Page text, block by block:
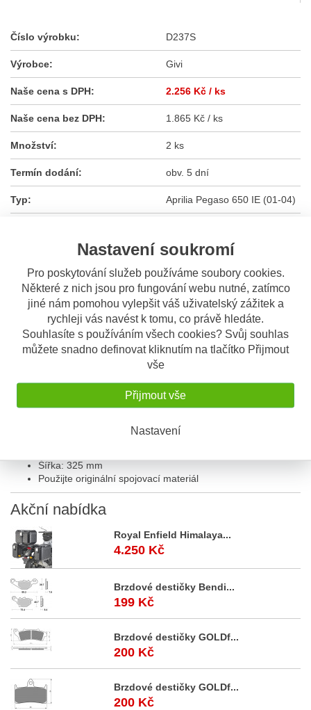
Nastavení soukromí
Pro poskytování služeb používáme soubory cookies.
Některé z nich jsou pro fungování webu nutné, zatímco
jiné nám pomohou vylepšit váš uživatelský zážitek a
rychleji vás navést k tomu, co právě hledáte.
Souhlasíte s používáním všech cookies? Svůj souhlas
můžete snadno definovat kliknutím na tlačítko Přijmout
vše
Přijmout vše
Nastavení
Číslo výrobku: D237S
Výrobce: Givi
Naše cena s DPH: 2.256 Kč / ks
Naše cena bez DPH: 1.865 Kč / ks
Množství: 2 ks
Termín dodání: obv. 5 dní
Typ: Aprilia Pegaso 650 IE (01-04)
2.256 Kč / ks
Koupit
Sdílet
Popis výrobku
D 237S kouřové plexi
Šířka: 325 mm
Použijte originální spojovací materiál
Akční nabídka
Royal Enfield Himalaya...
4.250 Kč
Brzdové destičky Bendi...
199 Kč
Brzdové destičky GOLDf...
200 Kč
Brzdové destičky GOLDf...
200 Kč